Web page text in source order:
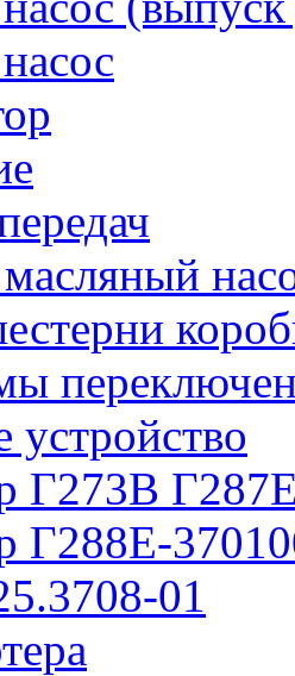
устройство
Г273В
Г288Е-
01